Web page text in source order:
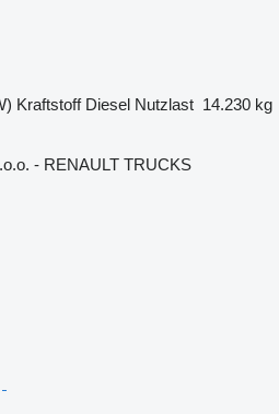
Kraftstoff Diesel Nutzlast 14.230 kg
- RENAULT TRUCKS